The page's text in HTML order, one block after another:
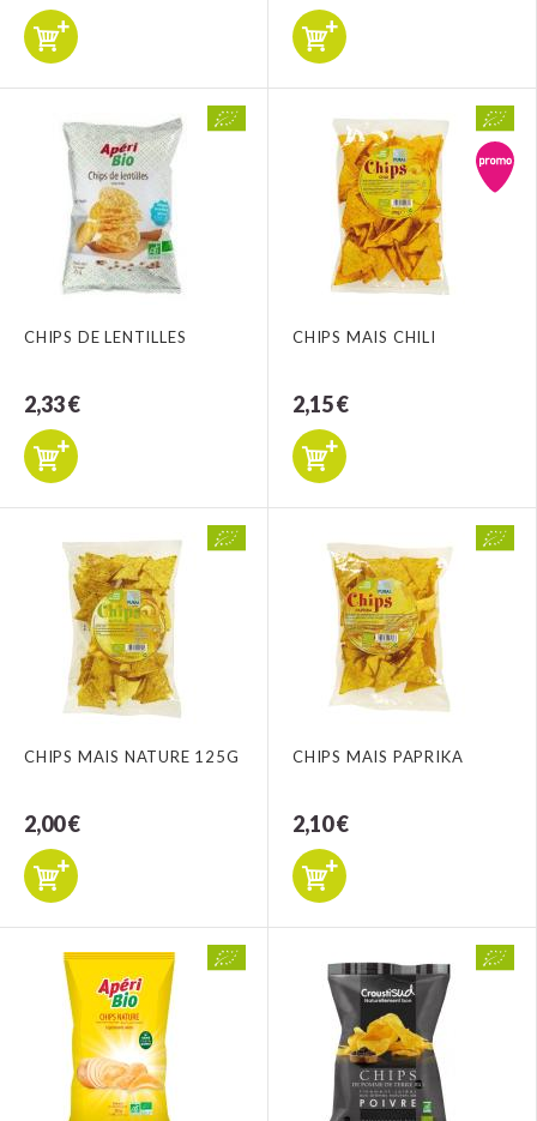
CHIPS DE LENTILLES
2,33 €
CHIPS MAIS CHILI
2,15 €
CHIPS MAIS NATURE 125G
2,00 €
CHIPS MAIS PAPRIKA
2,10 €